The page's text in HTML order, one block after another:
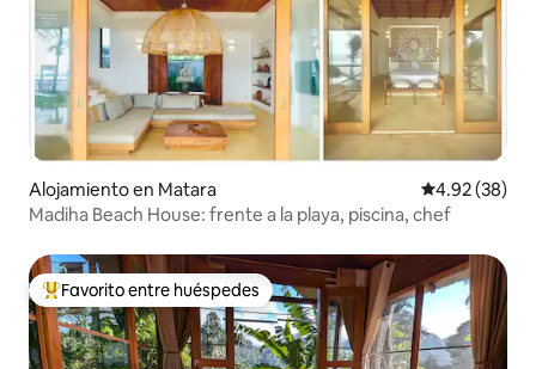
Alojamiento en Matara Calificación
4.92 (38)
Madiha Beach House: frente a la playa, piscina, chef
Favorito entre huéspedes preferido
Favorito entre huéspedes